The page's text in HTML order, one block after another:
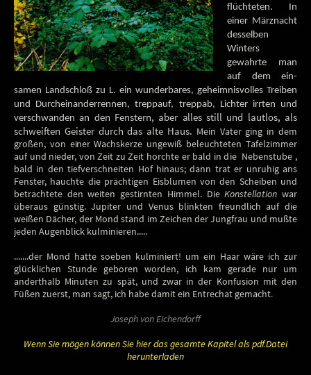
flüchteten. In
einer Märznacht
desselben
Winters
gewahrte man
auf dem ein­
samen Landschloß zu L. ein wunderbares, geheimnisvolles Treiben
und Durcheinanderrennen, treppauf, treppab, Lichter irrten und
verschwanden an den Fenstern, aber alles still und lautlos, als
schweiften Geister durch das alte Haus. Mein Vater ging in dem
großen, von einerWachskerze ungewiß beleuchteten Tafelzimmer
auf und nieder, von Zeit zu Zeit horchte er bald indie Nebenstube ,
bald in den tiefverschneiten Hof hinaus; dann trat er unruhig ans
Fenster, hauchte die prächtigen Eisblumen von den Scheiben und
betrachtete den weiten gestirnten Himmel. DieKonstellation war
überaus günstig. Jupiter und Venus blinkten freundlich auf die
weißen Dächer, der Mond stand im Zeichen der Jungfrau und mußte
jeden Augenblickkulminieren.....
.......der Mond hatte soeben kulminiert! um ein Haar wäre ich zur
glücklichen Stunde geboren worden, ich kam gerade nur um
anderthalb Minuten zu spät, und zwar in der Konfusion mit den
Füßen zuerst, man sagt, ich habe damit ein Entrechat gemacht.
Joseph von Eichendorff
Wenn Sie mögen können Sie hier das gesamte Kapitel als pdf.Datei
herunterladen